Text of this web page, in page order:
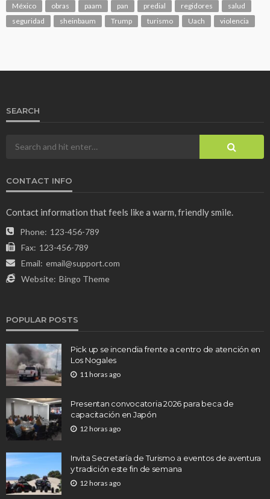
México
obras paam pan predial regidores
salud
seguridad
sheinbaum Trump turismo Uach violencia
SEARCH
CONTACT INFO
Contact information that feels like a warm, friendly smile.
Phone: 123-456-789
Fax: 123-456-789
Email: email@support.com
Website: Bingo Theme
POPULAR POSTS
Pick up se incendia frente a centro de atención en
Los Nogales
11 horas ago
Presentan convocatoria 2026 para beca de
capacitación en Japón
12 horas ago
Invita Secretaría de Turismo a eventos de aventura
y tradición este fin de semana
12 horas ago